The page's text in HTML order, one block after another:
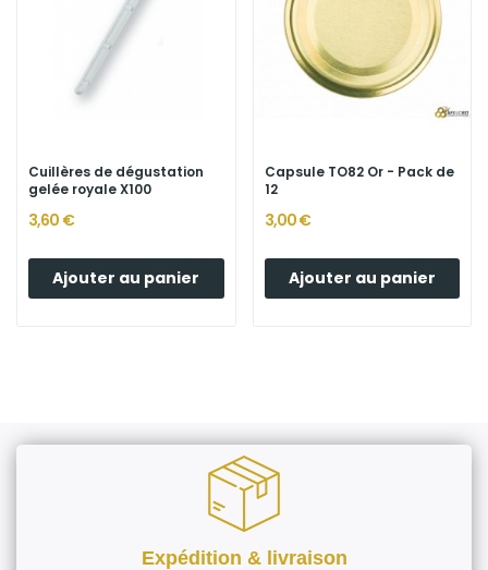
Cuillères de dégustation
gelée royale X100
3,60 €
Ajouter au panier
Capsule TO82 Or - Pack de
12
3,00 €
Ajouter au panier
Expédition & livraison